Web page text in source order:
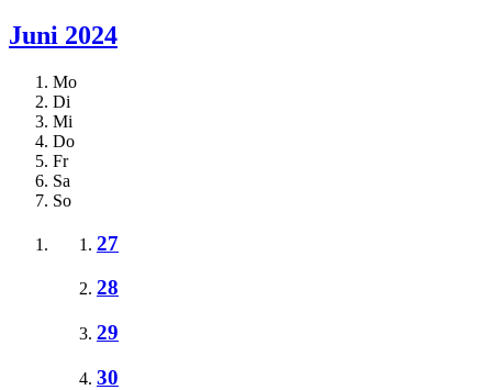
Juni 2024
Mo
Di
Mi
Do
Fr
Sa
So
27
28
29
30